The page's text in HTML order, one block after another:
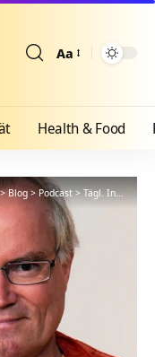
Aa
Health & Food
Blog>Podcast>Tägl. Inspiration